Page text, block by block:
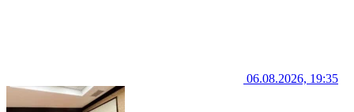
06.08.2026, 19:35